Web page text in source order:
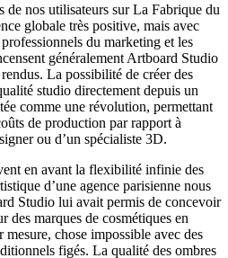
de nos utilisateurs sur La Fabrique du
globale très positive, mais avec
du marketing et les
généralement Artboard Studio
La possibilité de créer des
studio directement depuis un
comme une révolution, permettant
de production par rapport à
ou d’un spécialiste 3D.
en avant la flexibilité infinie des
d’une agence parisienne nous
Studio lui avait permis de concevoir
des marques de cosmétiques en
mesure, chose impossible avec des
figés. La qualité des ombres